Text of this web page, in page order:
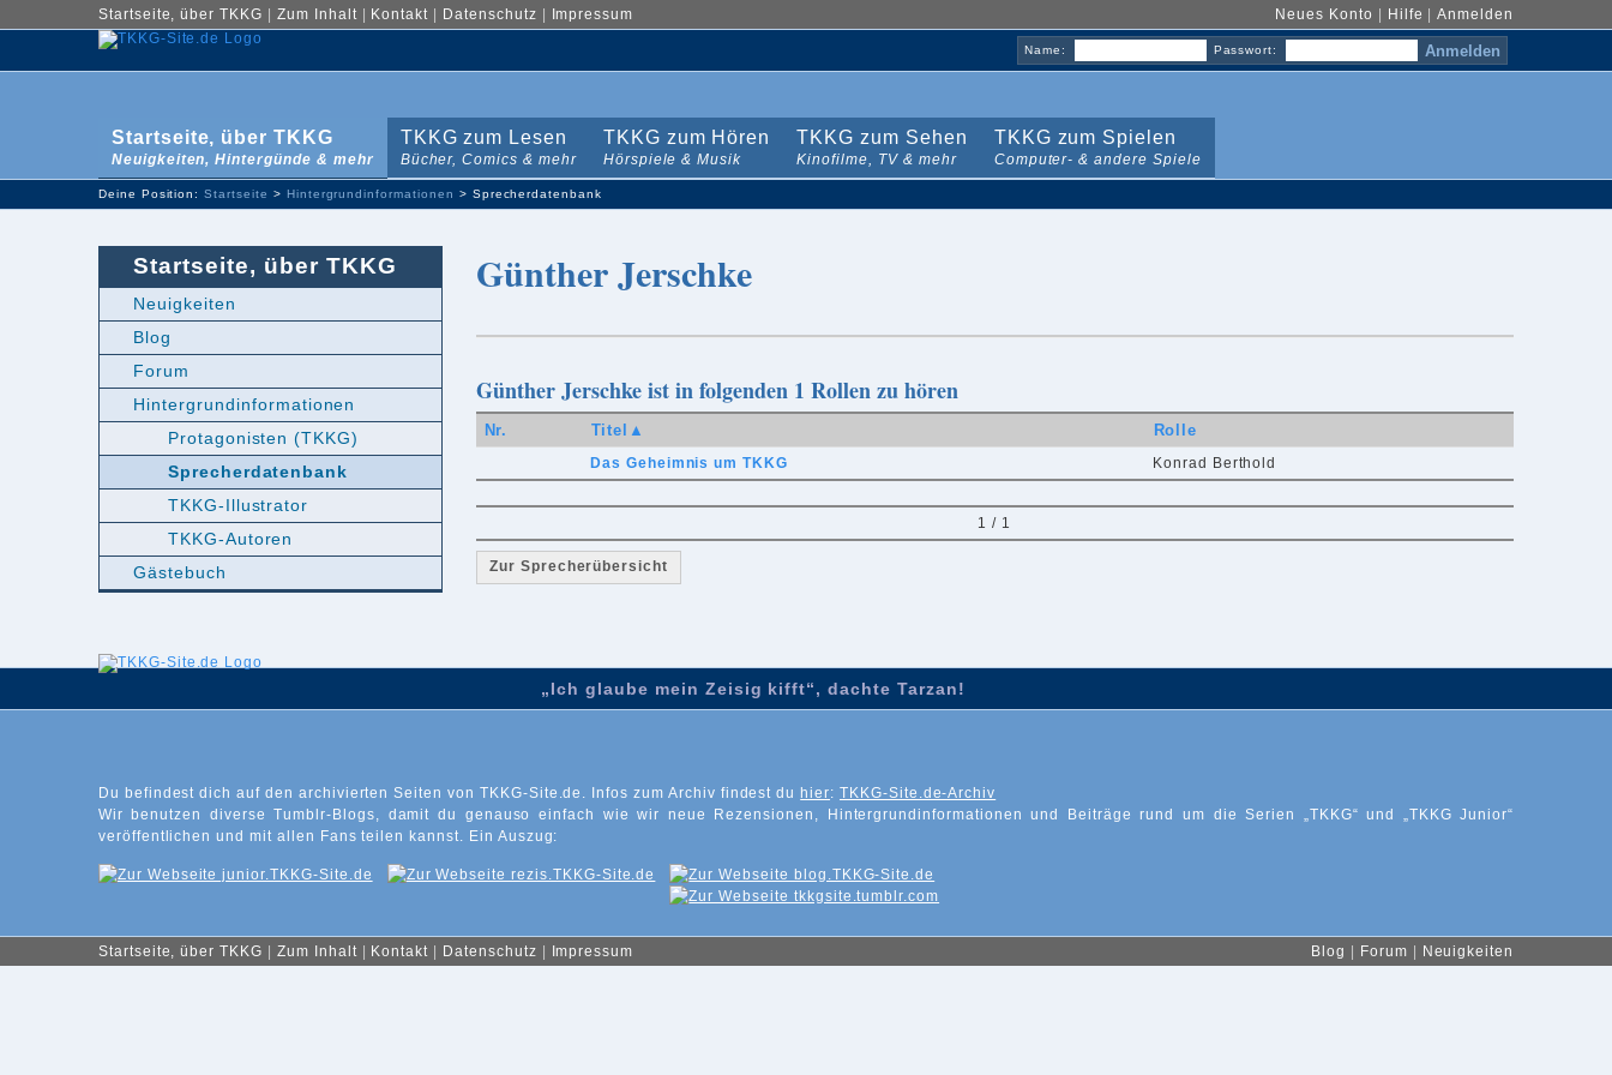
Neues Konto Hilfe |Anmelden
Startseite, über TKKG Zum Inhalt| Kontakt Datenschutz Impressum
Name: Passwort:
Startseite, über TKKG
Neuigkeiten, Hintergünde & mehr
TKKG zum Lesen
Bücher, Comics & mehr
TKKG zum Hören
Hörspiele & Musik
TKKG zum Sehen
Kinofilme, TV & mehr
TKKG zum Spielen
Computer- & andere Spiele
Deine Position:Startseite > Hintergrundinformationen > Sprecherdatenbank
Günther Jerschke
Günther Jerschke ist in folgenden 1 Rollen zu hören
Nr. Titel▲ Rolle
Das Geheimnis um TKKG Konrad Berthold
1 / 1
Zur Sprecherübersicht
Startseite, über TKKG
Neuigkeiten
Blog
Forum
Hintergrundinformationen
Protagonisten (TKKG)
Sprecherdatenbank
TKKG-Illustrator
TKKG-Autoren
Gästebuch
„Ich glaube mein Zeisig kifft“, dachte Tarzan!
Du befindest dich auf den archivierten Seiten von TKKG-Site.de. Infos zum Archiv findest duhier: TKKG-Site.de-Archiv
Wir benutzen diverse Tumblr-Blogs, damit du genauso einfach wie wir neue Rezensionen, Hintergrundinformationen und Beiträge rund um die Serien „TKKG“ und „TKKG Junior“
veröffentlichen und mit allen Fans teilen kannst. Ein Auszug:
Blog Forum Neuigkeiten
Startseite, über TKKG Zum Inhalt| Kontakt Datenschutz Impressum